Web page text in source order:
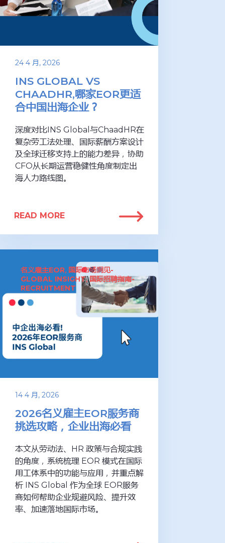
24 4 月, 2026
INS GLOBAL VS
CHAADHR,哪家EOR更适
合中国出海企业？
深度对比INS Global与ChaadHR在
复杂劳工法处理、国际薪酬方案设计
及全球迁移支持上的能力差异，协助
CFO从长期运营稳健性角度制定出
海人力路线图。
READ MORE
名义雇主EOR, 国际市场洞见-
GLOBAL INSIGHT,国际招聘指南-
RECRUITMENT
14 4 月, 2026
2026名义雇主EOR服务商
挑选攻略，企业出海必看
本文从劳动法、HR 政策与合规实践
的角度，系统梳理 EOR 模式在国际
用工体系中的功能与应用，并重点解
析 INS Global 作为全球 EOR服务
商如何帮助企业规避风险、提升效
率、加速落地国际市场。